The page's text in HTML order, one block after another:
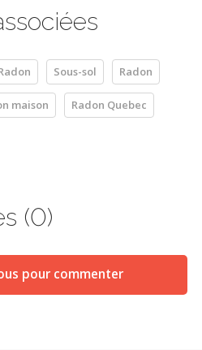
Sous-sol Radon
maison Radon Quebec
(0)
pour commenter